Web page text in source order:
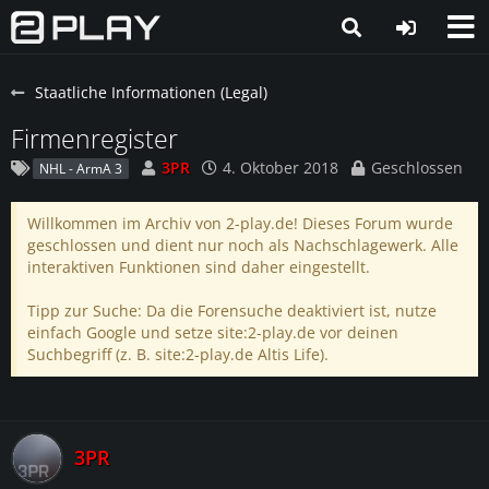
Staatliche Informationen (Legal)
Firmenregister
NHL - ArmA 3 3PR 4. Oktober 2018 Geschlossen
Willkommen im Archiv von 2-play.de! Dieses Forum wurde
geschlossen und dient nur noch als Nachschlagewerk. Alle
interaktiven Funktionen sind daher eingestellt.
Tipp zur Suche: Da die Forensuche deaktiviert ist, nutze
einfach Google und setze site:2-play.de vor deinen
Suchbegriff (z. B. site:2-play.de Altis Life).
3PR